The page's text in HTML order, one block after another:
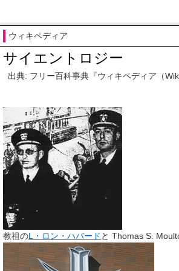
ウィキペディア
サイエントロジー
出典: フリー百科事典『ウィキペディア（
教祖のL・ロン・ハバード と Thomas S.